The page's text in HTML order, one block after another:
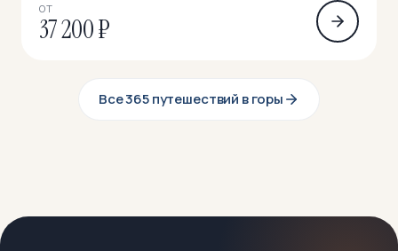
ОТ
37 200 ₽
Все 365 путешествий в горы